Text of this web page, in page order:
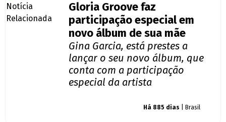
Gloria Groove faz
participação especial em
novo álbum de sua mãe
Gina Garcia, está prestes a
lançar o seu novo álbum, que
conta com a participação
especial da artista
Há 885 dias | Brasil